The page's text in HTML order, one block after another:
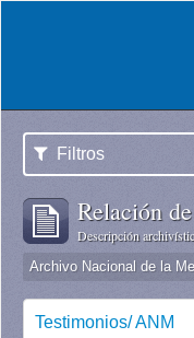
Filtros
Relación
Descripción
Archivo Nacional de la
Testimonios/ ANM